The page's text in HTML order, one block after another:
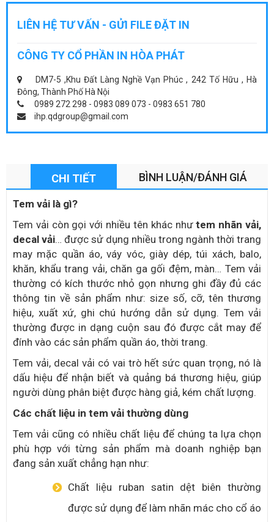
LIÊN HỆ TƯ VẤN - GỬI FILE ĐẶT IN
CÔNG TY CỔ PHẦN IN HÒA PHÁT
DM7-5 ,Khu Đất Làng Nghề Vạn Phúc , 242 Tố Hữu , Hà
Đông, Thành Phố Hà Nội
0989 272 298 - 0983 089 073 - 0983 651 780
ihp.qdgroup@gmail.com
CHI TIẾT BÌNH LUẬN/ĐÁNH GIÁ
Tem vải là gì?
Tem vải còn gọi với nhiều tên khác như tem nhãn vải,
decal vải… được sử dụng nhiều trong ngành thời trang
may mặc quần áo, váy vóc, giày dép, túi xách, balo,
khăn, khẩu trang vải, chăn ga gối đệm, màn… Tem vải
thường có kích thước nhỏ gọn nhưng ghi đầy đủ các
thông tin về sản phẩm như: size số, cỡ, tên thương
hiệu, xuất xứ, ghi chú hướng dẫn sử dụng. Tem vải
thường được in dạng cuộn sau đó được cắt may để
đính vào các sản phẩm quần áo, thời trang.
Tem vải, decal vải có vai trò hết sức quan trọng, nó là
dấu hiệu để nhận biết và quảng bá thương hiệu, giúp
người dùng phân biệt được hàng giả, kém chất lượng.
Các chất liệu in tem vải thường dùng
Tem vải cũng có nhiều chất liệu để chúng ta lựa chọn
phù hợp với từng sản phẩm mà doanh nghiệp bạn
đang sản xuất chẳng hạn như:
Chất liệu ruban satin dệt biên thường
được sử dụng để làm nhãn mác cho cổ áo